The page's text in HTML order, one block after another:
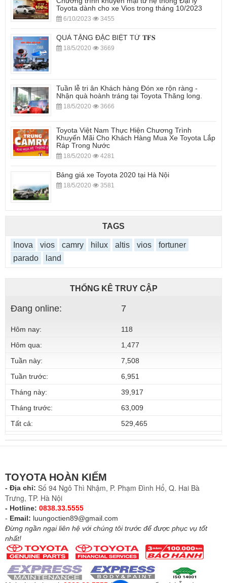
Toyota dành cho xe Vios trong tháng 10/2023
6/10/2023 3455
QUÀ TẶNG ĐẶC BIỆT TỪ 𝐓𝐅𝐒
18/5/2020 3669
Tuần lễ tri ân Khách hàng Đón xe rộn ràng -
Nhận quà hoành tráng tại Toyota Thăng long.
18/5/2020 3666
Toyota Việt Nam Thực Hiện Chương Trình
Khuyến Mãi Cho Khách Hàng Mua Xe Toyota Lắp
Ráp Trong Nước
18/5/2020 4281
Bảng giá xe Toyota 2020 tại Hà Nội
18/5/2020 3581
TAGS
Inova vios camry hilux altis vios
fortuner
parado
land
THỐNG KÊ TRUY CẬP
Đang online: 7
Hôm nay:
118
Hôm qua:
1,477
Tuần này:
7,508
Tuần trước:
6,951
Tháng này:
39,917
Tháng trước:
63,009
Tất cả:
529,465
TOYOTA HOÀN KIẾM
- Địa chỉ: Số 94 Ngô Thì Nhậm, P. Phạm Đình Hổ, Q. Hai Bà
Trưng, TP. Hà Nội
- Hotline: 0838.33.5555
- Email: luungoctien89@gmail.com
Đừng ngần ngại liên hệ với chúng tôi trước để được phục vụ tốt
nhất!